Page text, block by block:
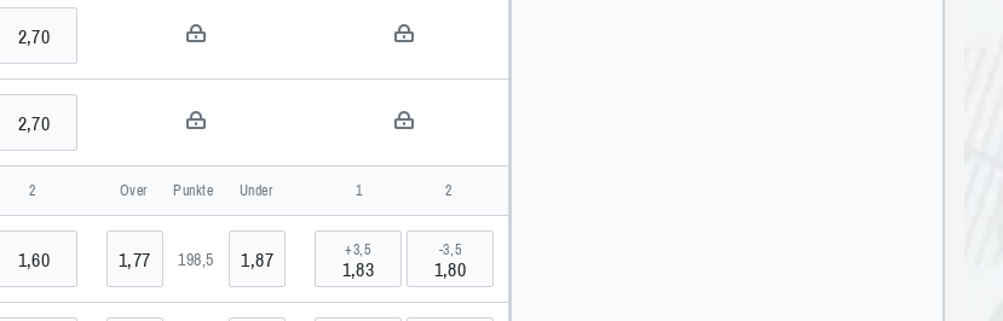
2,70
2,70
2 Over Punkte Under 1 2
1,60 1,77 198,5 1,87 +3,5
1,83
-3,5
1,80